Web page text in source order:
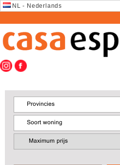
NL - Nederlands
Provincies
Soort woning